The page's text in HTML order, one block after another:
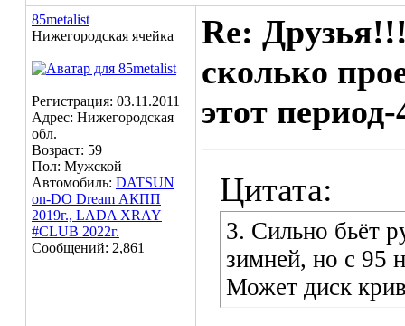
85metalist
Нижегородская ячейка
Регистрация: 03.11.2011
Адрес: Нижегородская
обл.
Возраст: 59
Пол: Мужской
Автомобиль: DATSUN
on-DO Dream АКПП
2019г., LADA XRAY
#CLUB 2022г.
Сообщений: 2,861
Re:
сколько
этот период-
Цитата:
3. Сильно бьёт
зимней, но с 95
Может диск